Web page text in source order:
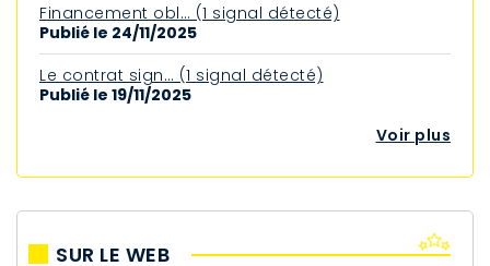
Financement obl… (1 signal détecté)
Publié le 24/11/2025
Le contrat sign… (1 signal détecté)
Publié le 19/11/2025
Voir plus
SUR LE WEB